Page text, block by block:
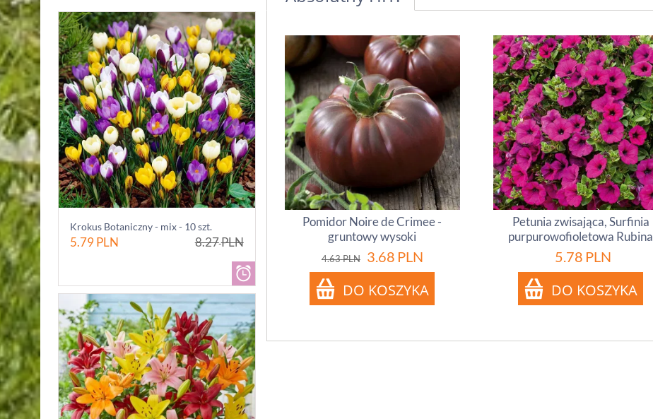
Krokus Botaniczny - mix - 10 szt.
5.79PLN 8.27PLN
Pomidor Noire de Crimee -
gruntowy wysoki
4.63PLN 3.68 PLN
Petunia zwisająca, Surfinia
purpurowofioletowa Rubina
5.78 PLN